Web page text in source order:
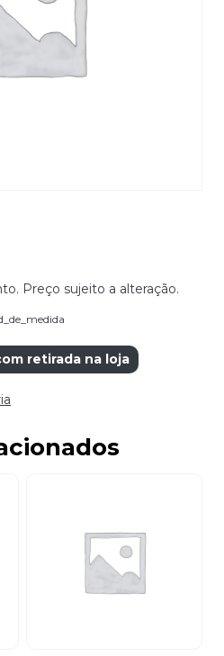
Preço sujeito a alteração.
retirada na loja